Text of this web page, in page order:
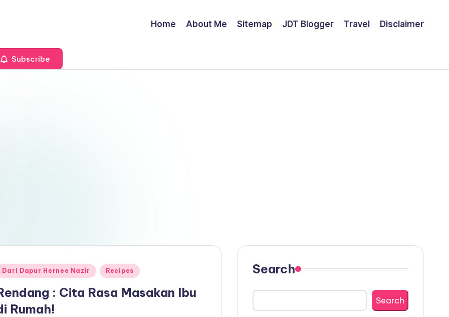
Home About Me Sitemap JDT Blogger Travel Disclaimer
Subscribe
Dari Dapur Hernee Nazir Recipes
: Cita Rasa Masakan Ibu
Rumah!
Search
Search